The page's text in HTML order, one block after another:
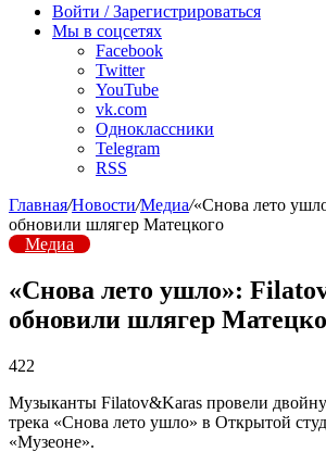
радио
Войти / Зарегистрироваться
Мы в соцсетях
Facebook
Twitter
YouTube
vk.com
Одноклассники
Telegram
RSS
Главная/Новости/Медиа/«Снова лето
обновили шлягер Матецкого
Медиа
«Снова лето ушло»:
обновили шлягер
422
Музыканты Filatov&Karas провели
трека «Снова лето ушло» в Открытой
«Музеоне».